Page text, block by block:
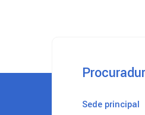
Sede principal